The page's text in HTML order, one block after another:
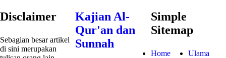
Disclaimer
Sebagian besar artikel
di sini merupakan
Kajian Al-
Qur'an dan
Sunnah
Simple
Sitemap
Home
Ulama